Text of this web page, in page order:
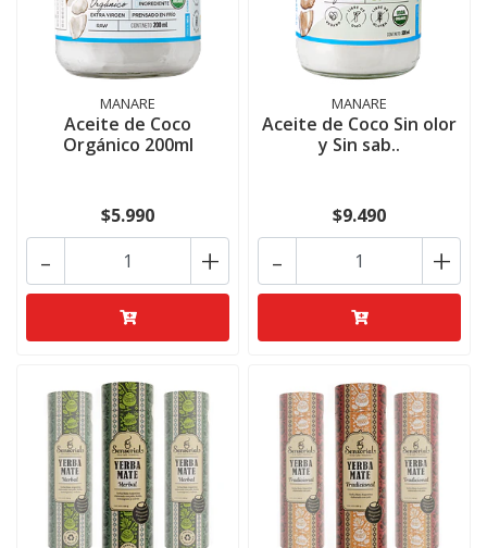
MANARE
Aceite de Coco
Orgánico 200ml
$5.990
+
-
MANARE
Aceite de Coco Sin olor
y Sin sab..
$9.490
+
-